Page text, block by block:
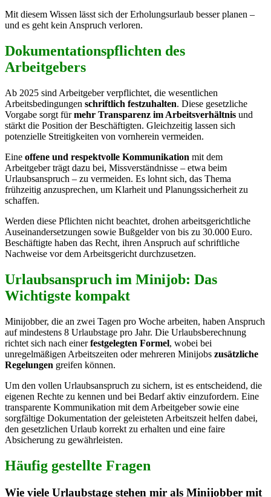
Mit diesem Wissen lässt sich der Erholungsurlaub besser planen –
und es geht kein Anspruch verloren.
Dokumentationspflichten des
Arbeitgebers
Ab 2025 sind Arbeitgeber verpflichtet, die wesentlichen
Arbeitsbedingungen schriftlich festzuhalten. Diese gesetzliche
Vorgabe sorgt fürmehr Transparenz im Arbeitsverhältnis und
stärkt die Position der Beschäftigten. Gleichzeitig lassen sich
potenzielle Streitigkeiten von vornherein vermeiden.
Eine offene und respektvolle Kommunikation mit dem
Arbeitgeber trägt dazu bei, Missverständnisse – etwa beim
Urlaubsanspruch – zu vermeiden. Es lohnt sich, das Thema
frühzeitig anzusprechen, um Klarheit und Planungssicherheit zu
schaffen.
Werden diese Pflichten nicht beachtet, drohen arbeitsgerichtliche
Auseinandersetzungen sowie Bußgelder von bis zu 30.000 Euro.
Beschäftigte haben das Recht, ihren Anspruch auf schriftliche
Nachweise vor dem Arbeitsgericht durchzusetzen.
Urlaubsanspruch im Minijob: Das
Wichtigste kompakt
Minijobber, die an zwei Tagen pro Woche arbeiten, haben Anspruch
auf mindestens 8 Urlaubstage pro Jahr. Die Urlaubsberechnung
richtet sich nach einerfestgelegten Formel, wobei bei
unregelmäßigen Arbeitszeiten oder mehreren Minijobs zusätzliche
Regelungen greifen können.
Um den vollen Urlaubsanspruch zu sichern, ist es entscheidend, die
eigenen Rechte zu kennen und bei Bedarf aktiv einzufordern. Eine
transparente Kommunikation mit dem Arbeitgeber sowie eine
sorgfältige Dokumentation der geleisteten Arbeitszeit helfen dabei,
den gesetzlichen Urlaub korrekt zu erhalten und eine faire
Absicherung zu gewährleisten.
Häufig gestellte Fragen
Wie viele Urlaubstage stehen mir als Minijobber mit